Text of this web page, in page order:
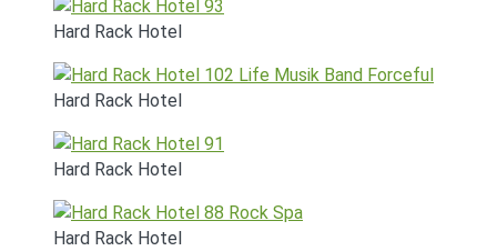
Hard Rack Hotel
Hard Rack Hotel
Hard Rack Hotel
Hard Rack Hotel